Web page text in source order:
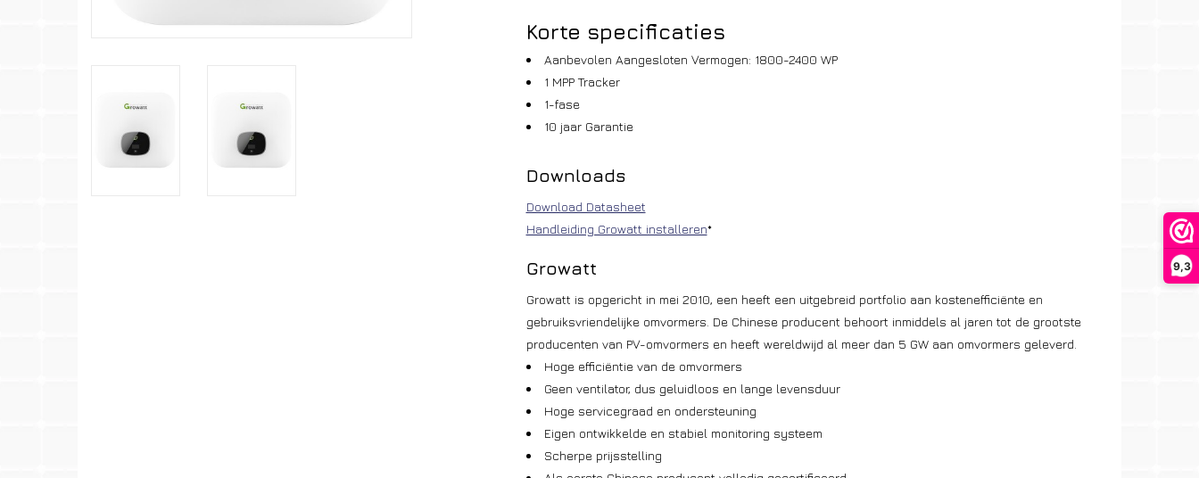
9,3
Korte specificaties
Aanbevolen Aangesloten Vermogen: 1800-2400 WP
1 MPP Tracker
1-fase
10 jaar Garantie
Downloads
Download Datasheet
Handleiding Growatt installeren*
Growatt
Growatt is opgericht in mei 2010, een heeft een uitgebreid portfolio aan kostenefficiënte en
gebruiksvriendelijke omvormers. De Chinese producent behoort inmiddels al jaren tot de grootste
producenten van PV-omvormers en heeft wereldwijd al meer dan 5 GW aan omvormers geleverd.
Hoge efficiëntie van de omvormers
Geen ventilator, dus geluidloos en lange levensduur
Hoge servicegraad en ondersteuning
Eigen ontwikkelde en stabiel monitoring systeem
Scherpe prijsstelling